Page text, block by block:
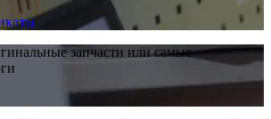
запчасти или самые